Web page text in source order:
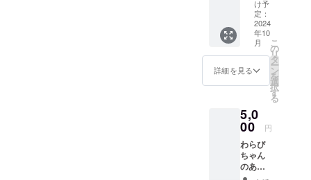
ページ
へのお
名前掲
載につ
いて 掲
載期
5年間掲
載しま
す。 掲
載を希
望しな
い場
以上の
ものを
お届け
いたし
ます。
原産国:
日本 原
材料
こうじ
（国内
製
造）、
米（埼
玉県
によ
り、掲
載場所
や配置
等が変
更にな
る可能
性がご
す。 掲
載方
法：文
字の
み、
ニック
ネー
どで食
欲がな
い場合
に、手
軽に補
給でき
ます。
夏は冷
り、ア
イスで
もお楽
しみい
ただけ
ます。
山羊と
避けて
保存 賞
味期
限：商
90日以
上のも
届けい
たしま
す。 原
産国:日
本 原材
料名：
米こう
す。 掲
載を希
望しな
い場
合、掲
止をご
希望の
らせく
ださ
い。
ホーム
ページ
のレイ
インさ
れてい
ます。
サイズ
はS・
M・L・
XLの4
種類。
ページ
へのお
名前掲
載につ
いて 掲
載期
ビール
のラベ
ルとお
同じデ
ザイン
のオリ
ジナルT
さな蕨
市のシ
トと、
蕨市の
面積
治抹茶
入り玄
米茶
aburabi
オリジ
ナルブ
綿
100％
クルー
ネック
タイ
プ。 蕨
オリジ
ナル
シー
ル・お
礼状・
弊社
ホーム
ページ
名前掲
載。
※20歳未
満の者
による
飲酒は
け予
定：
2024
年10
月
詳細を見る
こ
の
リ
タ
ー
ン
を
選
択
す
る
5,0
00 円
わらび
ちゃん
のあま
ざけぷ